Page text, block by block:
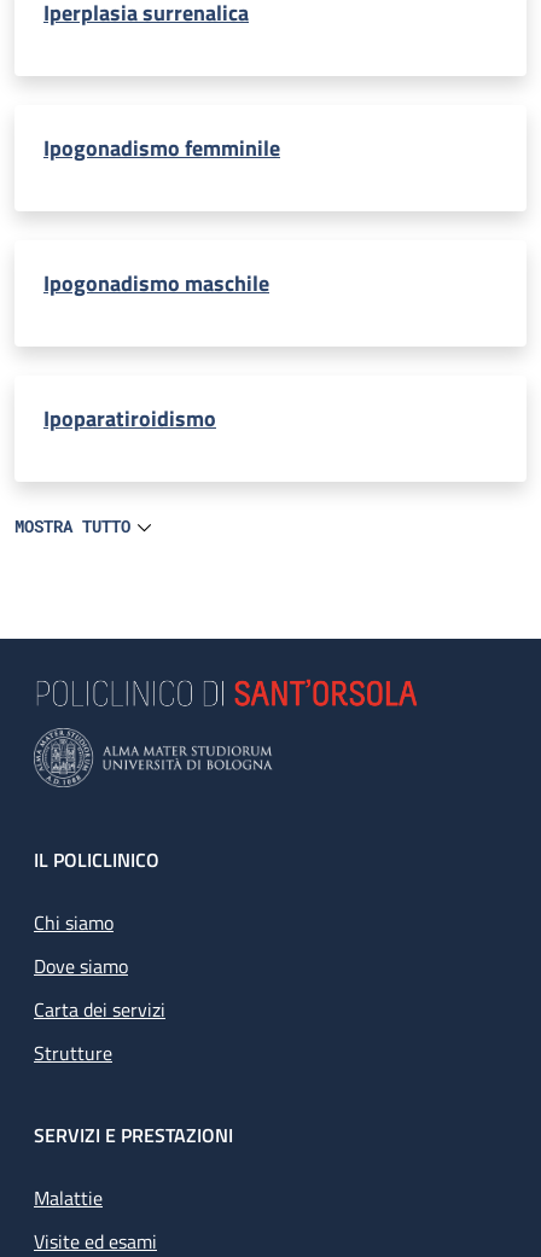
Iperplasia surrenalica
Ipogonadismo femminile
Ipogonadismo maschile
Ipoparatiroidismo
MOSTRA TUTTO
Footer
IL POLICLINICO
Chi siamo
Dove siamo
Carta dei servizi
Strutture
SERVIZI E PRESTAZIONI
Malattie
Visite ed esami